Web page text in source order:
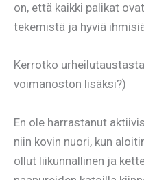
on, että kaikki palikat
tekemistä ja hyviä
Kerrotko
voimanoston lisäksi?)
En ole harrastanut
niin kovin nuori, kun
ollut liikunnallinen ja